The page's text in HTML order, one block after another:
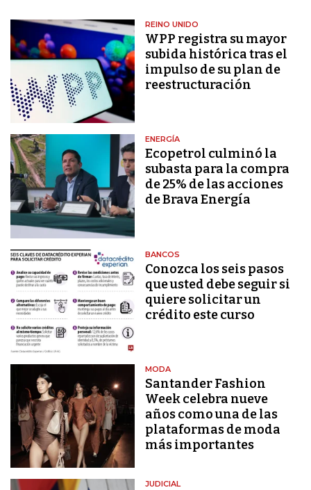
REINO UNIDO
WPP registra su mayor
subida histórica tras el
impulso de su plan de
reestructuración
ENERGÍA
Ecopetrol culminó la
subasta para la compra
de 25% de las acciones
de Brava Energía
BANCOS
Conozca los seis pasos
que usted debe seguir si
quiere solicitar un
crédito este curso
MODA
Santander Fashion
Week celebra nueve
años como una de las
plataformas de moda
más importantes
JUDICIAL